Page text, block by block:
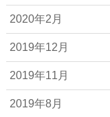
2020年2月
2019年12月
2019年11月
2019年8月